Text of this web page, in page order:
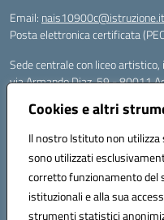
Cookies e altri
Il nostro Istituto non
sono utilizzati
corretto funzionamento del
istituzionali e alla sua
strumenti statistici
Email: nais10900c@istruzione.it
Posta elettronica certificata
Sede centrale con liceo
via Armando Diaz, 59 - 80011
via T. Campanella, 80011
Sede succursale con liceo
via S. Pellico, 80011 Acerra
Email:
Nome Ufficio PA:
C.Fisc: 93056740637